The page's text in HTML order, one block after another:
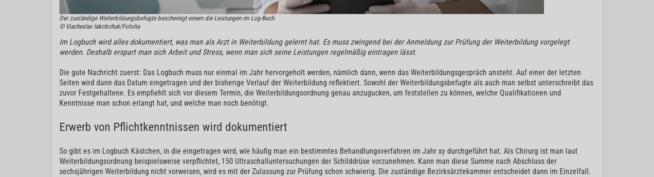
Der zuständige Weiterbildungsbefugte bescheinigt einem die Leistungen im Log-Buch.
© Viacheslav Iakobchuk/Fotolia
Im Logbuch wird alles dokumentiert, was man als Arzt in Weiterbildung gelernt hat. Es muss zwingend bei der Anmeldung zur Prüfung der Weiterbildung vorgelegt
werden. Deshalb erspart man sich Arbeit und Stress, wenn man sich seine Leistungen regelmäßig eintragen lässt.
Die gute Nachricht zuerst: Das Logbuch muss nur einmal im Jahr hervorgeholt werden, nämlich dann, wenn das Weiterbildungsgespräch ansteht. Auf einer der letzten
Seiten wird dann das Datum eingetragen und der bisherige Verlauf der Weiterbildung reflektiert. Sowohl der Weiterbildungsbefugte als auch man selbst unterschreibt das
zuvor Festgehaltene. Es empfiehlt sich vor diesem Termin, die Weiterbildungsordnung genau anzugucken, um feststellen zu können, welche Qualifikationen und
Kenntnisse man schon erlangt hat, und welche man noch benötigt.
Erwerb von Pflichtkenntnissen wird dokumentiert
So gibt es im Logbuch Kästchen, in die eingetragen wird, wie häufig man ein bestimmtes Behandlungsverfahren im Jahr xy durchgeführt hat. Als Chirurg ist man laut
Weiterbildungsordnung beispielsweise verpflichtet, 150 Ultraschalluntersuchungen der Schilddrüse vorzunehmen. Kann man diese Summe nach Abschluss der
sechsjährigen Weiterbildung nicht vorweisen, wird es mit der Zulassung zur Prüfung schon schwierig. Die zuständige Bezirksärztekammer entscheidet dann im Einzelfall.